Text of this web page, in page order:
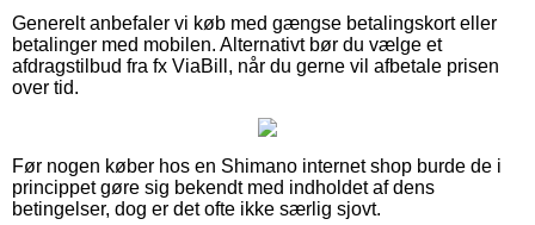
Generelt anbefaler vi køb med gængse betalingskort eller
betalinger med mobilen. Alternativt bør du vælge et
afdragstilbud fra fx ViaBill, når du gerne vil afbetale prisen
over tid.
Før nogen køber hos en Shimano internet shop burde de i
princippet gøre sig bekendt med indholdet af dens
betingelser, dog er det ofte ikke særlig sjovt.